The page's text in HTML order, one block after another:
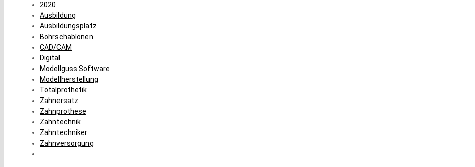
2020
Ausbildung
Ausbildungsplatz
Bohrschablonen
CAD/CAM
Digital
Modellguss Software
Modellherstellung
Totalprothetik
Zahnersatz
Zahnprothese
Zahntechnik
Zahntechniker
Zahnversorgung